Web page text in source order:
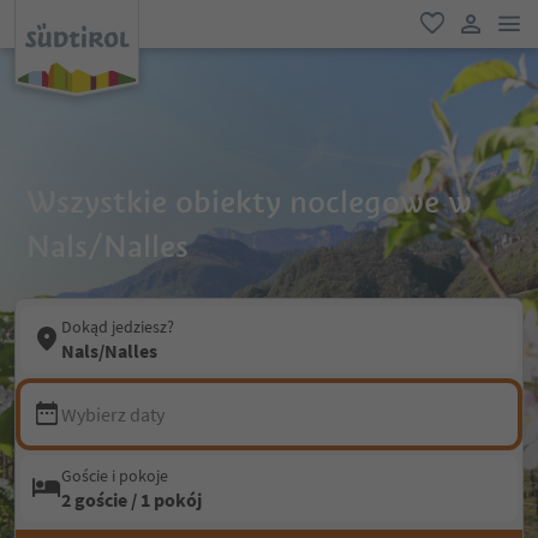
ulubione
link
Wszystkie obiekty noclegowe w
Nals/Nalles
Dokąd jedziesz?
Nals/Nalles
Wybierz daty
Goście i pokoje
2 goście / 1 pokój